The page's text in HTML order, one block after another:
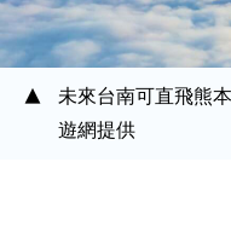
未來台南可直飛熊
遊網提供